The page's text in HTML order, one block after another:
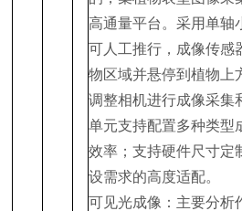
高通量平台。采用单轴
可人工推行，成像传感
物区域并悬停到植物上
调整相机进行成像采集
单元支持配置多种类型
效率；支持硬件尺寸定
设需求的高度适配。
可见光成像：主要分析